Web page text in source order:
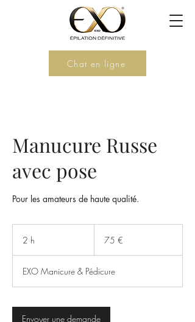
Chat en ligne
Manucure Russe
avec pose
Pour les amateurs de haute qualité.
2 h 75 €
EXO Manicure & Pédicure
Envoyer une demande